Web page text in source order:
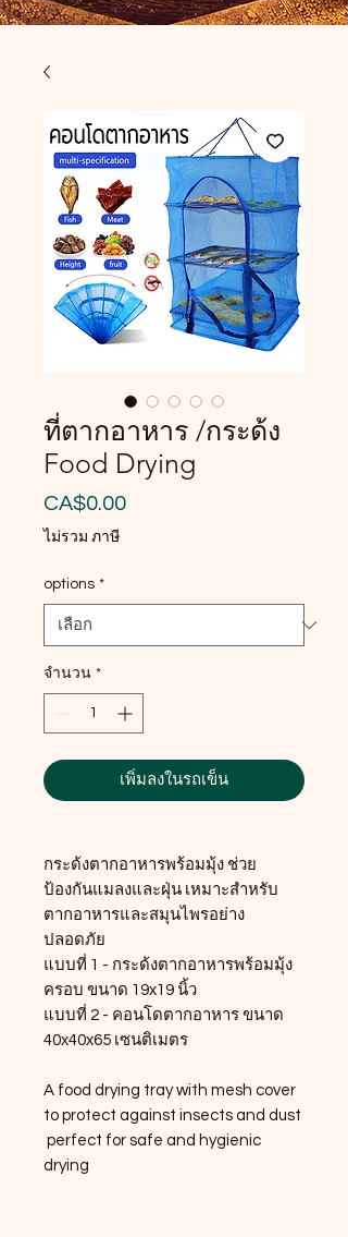
ที่ตากอาหาร /กระด้ง
Food Drying
CA$0.00ราคา
ไม่รวม ภาษี
options *
จำนวน *
เพิ่มลงในรถเข็น
กระด้งตากอาหารพร้อมมุ้ง ช่วย
ป้องกันแมลงและฝุ่น เหมาะสำหรับ
ตากอาหารและสมุนไพรอย่าง
ปลอดภัย
แบบที่ 1 - กระด้งตากอาหารพร้อมมุ้ง
ครอบ ขนาด 19x19 นิ้ว
แบบที่ 2 - คอนโดตากอาหาร ขนาด
40x40x65 เซนติเมตร
A food drying tray with mesh cover
to protect against insects and dust
perfect for safe and hygienic
drying